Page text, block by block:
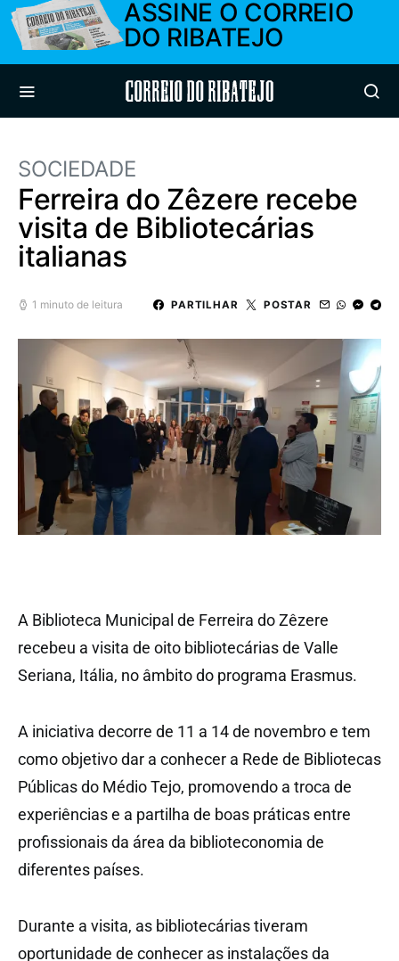
ASSINE O CORREIO
DO RIBATEJO
Correio do Ribatejo
SOCIEDADE
Ferreira do Zêzere recebe
visita de Bibliotecárias
italianas
1 minuto de leitura PARTILHAR POSTAR
A Biblioteca Municipal de Ferreira do Zêzere
recebeu a visita de oito bibliotecárias de Valle
Seriana, Itália, no âmbito do programa Erasmus.
A iniciativa decorre de 11 a 14 de novembro e tem
como objetivo dar a conhecer a Rede de Bibliotecas
Públicas do Médio Tejo, promovendo a troca de
experiências e a partilha de boas práticas entre
profissionais da área da biblioteconomia de
diferentes países.
Durante a visita, as bibliotecárias tiveram
oportunidade de conhecer as instalações da